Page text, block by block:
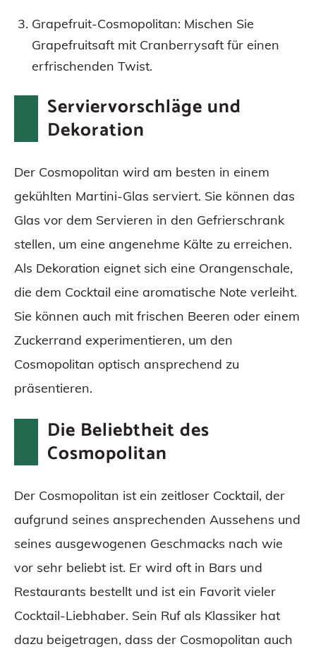
Grapefruit-Cosmopolitan: Mischen Sie
Grapefruitsaft mit Cranberrysaft für einen
erfrischenden Twist.
Serviervorschläge und
Dekoration
Der Cosmopolitan wird am besten in einem
gekühlten Martini-Glas serviert. Sie können das
Glas vor dem Servieren in den Gefrierschrank
stellen, um eine angenehme Kälte zu erreichen.
Als Dekoration eignet sich eine Orangenschale,
die dem Cocktail eine aromatische Note verleiht.
Sie können auch mit frischen Beeren oder einem
Zuckerrand experimentieren, um den
Cosmopolitan optisch ansprechend zu
präsentieren.
Die Beliebtheit des
Cosmopolitan
Der Cosmopolitan ist ein zeitloser Cocktail, der
aufgrund seines ansprechenden Aussehens und
seines ausgewogenen Geschmacks nach wie
vor sehr beliebt ist. Er wird oft in Bars und
Restaurants bestellt und ist ein Favorit vieler
Cocktail-Liebhaber. Sein Ruf als Klassiker hat
dazu beigetragen, dass der Cosmopolitan auch